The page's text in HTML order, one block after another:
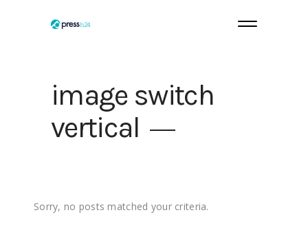
image switch
vertical
Sorry, no posts matched your criteria.